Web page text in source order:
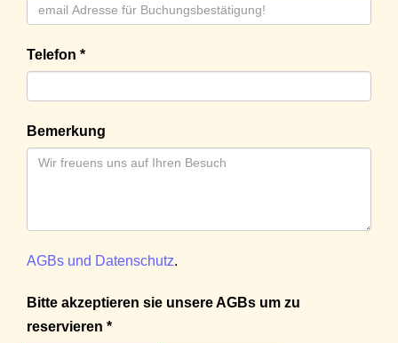
Telefon *
Bemerkung
AGBs und Datenschutz.
Bitte akzeptieren sie unsere AGBs um zu
reservieren *